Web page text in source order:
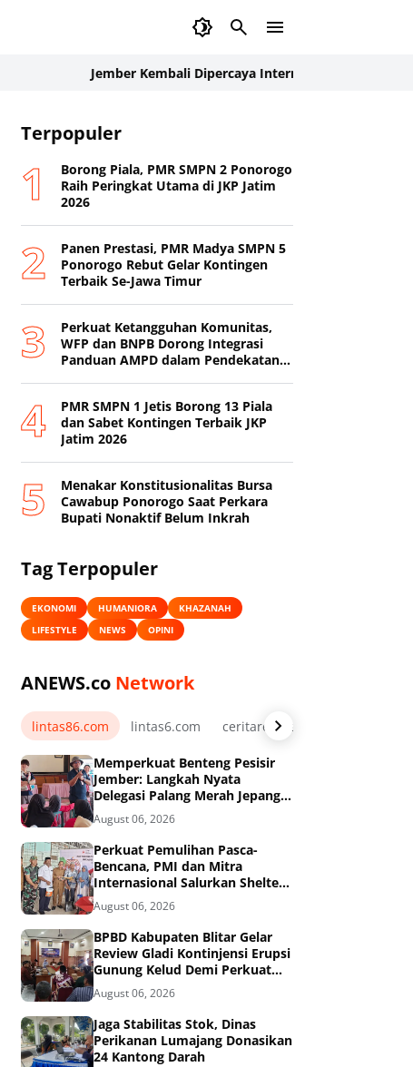
Jember Kembali Dipercaya Internasional: Delegasi Palang
ORARI Polres Ponorogo
Terpopuler
Borong Piala, PMR SMPN 2 Ponorogo
Raih Peringkat Utama di JKP Jatim
2026
Panen Prestasi, PMR Madya SMPN 5
Ponorogo Rebut Gelar Kontingen
Terbaik Se-Jawa Timur
Perkuat Ketangguhan Komunitas,
WFP dan BNPB Dorong Integrasi
Panduan AMPD dalam Pendekatan
PMR SMPN 1 Jetis Borong 13 Piala
dan Sabet Kontingen Terbaik JKP
Jatim 2026
Menakar Konstitusionalitas Bursa
Cawabup Ponorogo Saat Perkara
Bupati Nonaktif Belum Inkrah
Tag Terpopuler
EKONOMI HUMANIORA
KHAZANAH
LIFESTYLE
NEWS OPINI
ANEWS.co Network
lintas86.com lintas6.com ceritarelawan.my.id
Memperkuat Benteng Pesisir
Jember: Langkah Nyata
Delegasi Palang Merah Jepang
Dampingi Relawan dan Sekolah
Tangguh Bencana
August 06, 2026
Perkuat Pemulihan Pasca-
Bencana, PMI dan Mitra
Internasional Salurkan Shelter
Toolkit untuk 1.200 Keluarga di
Aceh Utara
August 06, 2026
BPBD Kabupaten Blitar Gelar
Review Gladi Kontinjensi Erupsi
Gunung Kelud Demi Perkuat
Mitigasi Bencana
August 06, 2026
Jaga Stabilitas Stok, Dinas
Perikanan Lumajang Donasikan
24 Kantong Darah